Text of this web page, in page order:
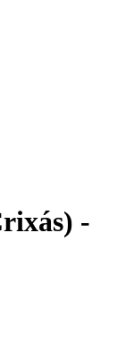
-